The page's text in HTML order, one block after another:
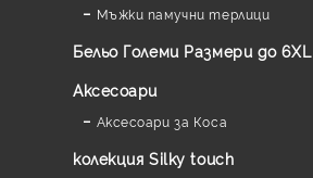
Мъжки памучни терлици
Бельо Големи Размери до 6XL
Аксесоари
Аксесоари за Коса
колекция Silky touch